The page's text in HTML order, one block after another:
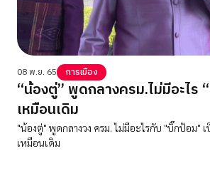
08 พ.ย. 65 การเมือง
“น้องตู่” พูดกลางครม.ไม่มีอะไร
เหมือนเดิม
"น้องตู่" พูดกลางวง ครม. ไม่มีอะไรกับ "บิ๊กป้อม"
เหมือนเดิม